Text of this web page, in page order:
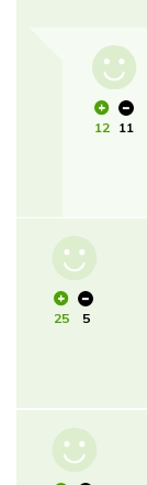
12 11
25 5